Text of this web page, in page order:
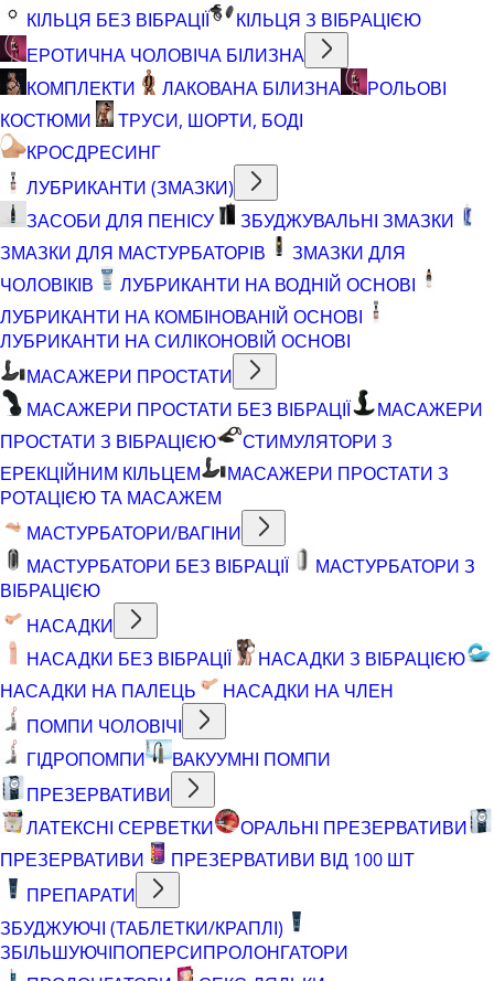
КІЛЬЦЯ БЕЗ ВІБРАЦІЇ
КІЛЬЦЯ З ВІБРАЦІЄЮ
ЕРОТИЧНА ЧОЛОВІЧА БІЛИЗНА
КОМПЛЕКТИ
ЛАКОВАНА БІЛИЗНА
РОЛЬОВІ
КОСТЮМИ
ТРУСИ, ШОРТИ, БОДІ
КРОСДРЕСИНГ
ЛУБРИКАНТИ (ЗМАЗКИ)
ЗАСОБИ ДЛЯ ПЕНІСУ
ЗБУДЖУВАЛЬНІ ЗМАЗКИ
ЗМАЗКИ ДЛЯ МАСТУРБАТОРІВ
ЗМАЗКИ ДЛЯ
ЧОЛОВІКІВ
ЛУБРИКАНТИ НА ВОДНІЙ ОСНОВІ
ЛУБРИКАНТИ НА КОМБІНОВАНІЙ ОСНОВІ
ЛУБРИКАНТИ НА СИЛІКОНОВІЙ ОСНОВІ
МАСАЖЕРИ ПРОСТАТИ
МАСАЖЕРИ ПРОСТАТИ БЕЗ ВІБРАЦІЇ
МАСАЖЕРИ
ПРОСТАТИ З ВІБРАЦІЄЮ
СТИМУЛЯТОРИ З
ЕРЕКЦІЙНИМ КІЛЬЦЕМ
МАСАЖЕРИ ПРОСТАТИ З
РОТАЦІЄЮ ТА МАСАЖЕМ
МАСТУРБАТОРИ/ВАГІНИ
МАСТУРБАТОРИ БЕЗ ВІБРАЦІЇ
МАСТУРБАТОРИ З
ВІБРАЦІЄЮ
НАСАДКИ
НАСАДКИ БЕЗ ВІБРАЦІЇ
НАСАДКИ З ВІБРАЦІЄЮ
НАСАДКИ НА ПАЛЕЦЬ
НАСАДКИ НА ЧЛЕН
ПОМПИ ЧОЛОВІЧІ
ГІДРОПОМПИ
ВАКУУМНІ ПОМПИ
ПРЕЗЕРВАТИВИ
ЛАТЕКСНІ СЕРВЕТКИ
ОРАЛЬНІ ПРЕЗЕРВАТИВИ
ПРЕЗЕРВАТИВИ
ПРЕЗЕРВАТИВИ ВІД 100 ШТ
ПРЕПАРАТИ
ЗБУДЖУЮЧІ (ТАБЛЕТКИ/КРАПЛІ)
ЗБІЛЬШУЮЧІПОПЕРСИПРОЛОНГАТОРИ